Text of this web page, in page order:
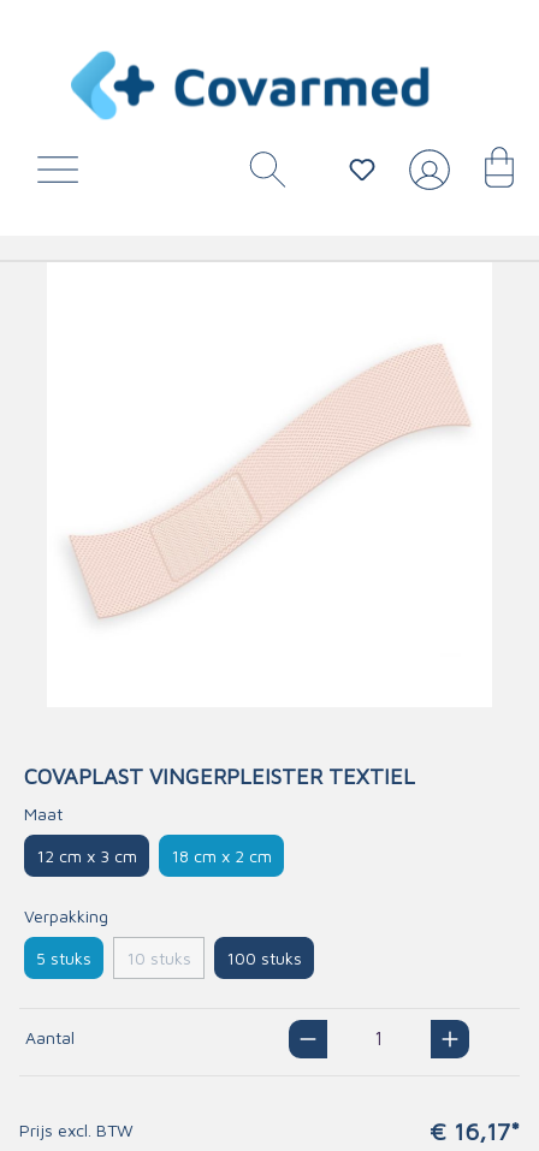
COVAPLAST VINGERPLEISTER TEXTIEL
Maat
12 cm x 3 cm 18 cm x 2 cm
Verpakking
5 stuks 10 stuks 100 stuks
Aantal
Prijs excl. BTW € 16,17*